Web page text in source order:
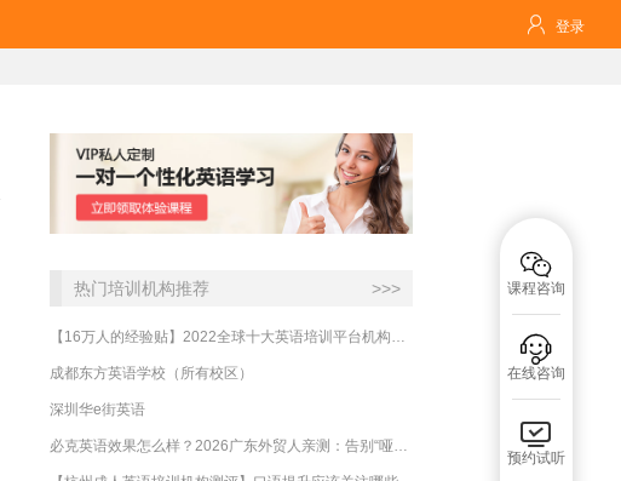
 登录

课程咨询

在线咨询

预约试听
热门培训机构推荐 >>>
成都东方英语学校（所有校区）
深圳华e街英语